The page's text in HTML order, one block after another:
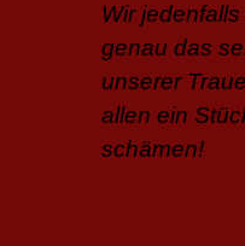
Wir
genau das
unserer
allen ein
schämen!